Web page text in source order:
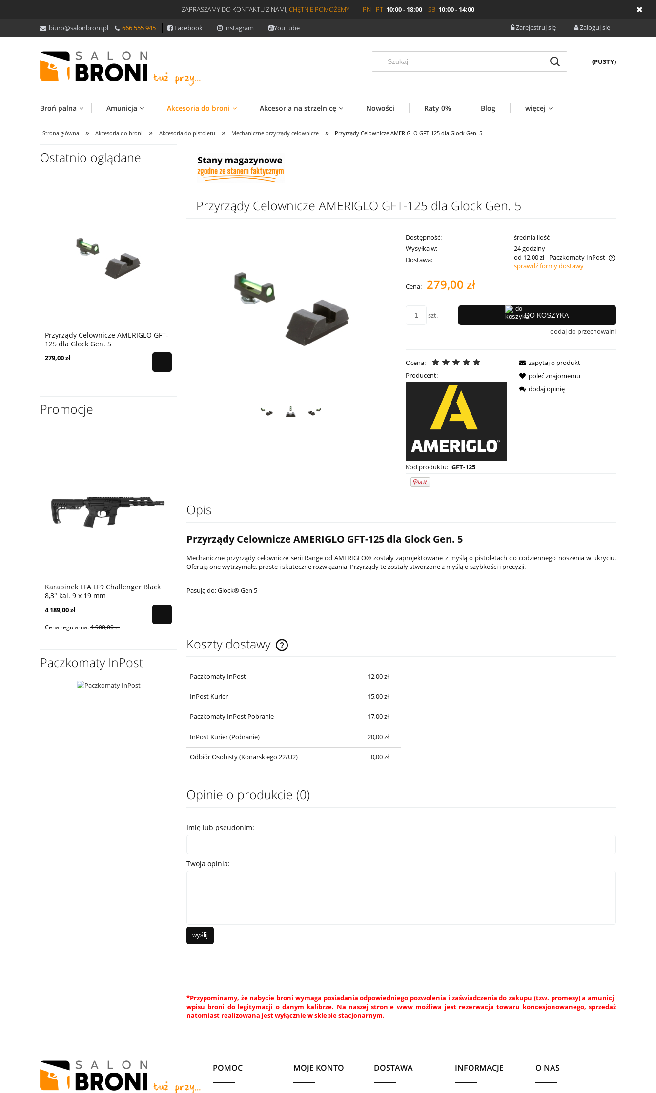
ZAPRASZAMY DO KONTAKTU Z NAMI, CHĘTNIE POMOŻEMY PN - PT: 10:00 - 18:00 SB: 10:00 - 14:00
biuro@salonbroni.pl 666 555 945 Facebook Instagram YouTube Zarejestruj się Zaloguj się
(PUSTY)
Broń palna Amunicja Akcesoria do broni Akcesoria na strzelnicę Nowości Raty 0% Blog więcej
Strona główna » Akcesoria do broni » Akcesoria do pistoletu » Mechaniczne przyrządy celownicze » Przyrządy Celownicze AMERIGLO GFT-125 dla Glock Gen. 5
Ostatnio oglądane
Przyrządy Celownicze AMERIGLO GFT-
125 dla Glock Gen. 5
279,00 zł
Promocje
Karabinek LFA LF9 Challenger Black
8,3" kal. 9 x 19 mm
4 189,00 zł
Cena regularna:4 900,00 zł
Karabinek PCC Son of Gun SOG-Xs 7,5"
9x19 mm - czarny
Paczkomaty InPost
Przyrządy Celownicze AMERIGLO GFT-125 dla Glock Gen. 5
Dostępność:
średnia ilość
Wysyłka w:
24 godziny
Dostawa:
od 12,00 zł- Paczkomaty InPost
sprawdź formy dostawy
Cena: 279,00 zł
szt. DO KOSZYKA
dodaj do przechowalni
Ocena:
Producent:
Kod produktu: GFT-125
zapytaj o produkt
poleć znajomemu
dodaj opinię
Opis
Przyrządy Celownicze AMERIGLO GFT-125 dla Glock Gen. 5
Mechaniczne przyrządy celownicze serii Range od AMERIGLO® zostały zaprojektowane z myślą o pistoletach do codziennego noszenia w ukryciu.
Oferują one wytrzymałe, proste i skuteczne rozwiązania. Przyrządy te zostały stworzone z myślą o szybkości i precyzji.
Pasują do: Glock® Gen 5
Koszty dostawy
Paczkomaty InPost 12,00 zł
InPost Kurier 15,00 zł
Paczkomaty InPost Pobranie 17,00 zł
InPost Kurier (Pobranie) 20,00 zł
Odbiór Osobisty (Konarskiego 22/U2) 0,00 zł
Opinie o produkcie (0)
Imię lub pseudonim:
Twoja opinia:
wyślij
*Przypominamy, że nabycie broni wymaga posiadania odpowiedniego pozwolenia i zaświadczenia do zakupu (tzw. promesy) a amunicji
wpisu broni do legitymacji o danym kalibrze. Na naszej stronie www możliwa jest rezerwacja towaru koncesjonowanego, sprzedaż
natomiast realizowana jest wyłącznie w sklepie stacjonarnym.
POMOC MOJE KONTO DOSTAWA INFORMACJE O NAS